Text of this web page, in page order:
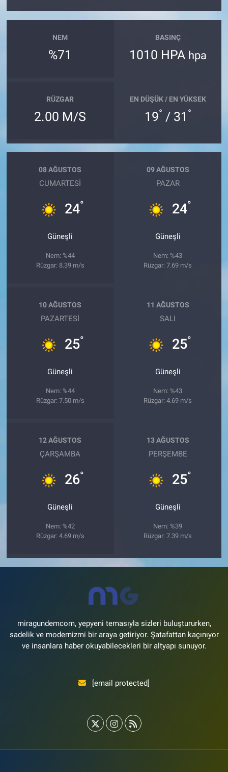
NEM
%71
BASINÇ
1010 HPA hpa
RÜZGAR
2.00 M/S
EN DÜŞÜK / EN YÜKSEK
19° / 31 °
08 AĞUSTOS
CUMARTESI
24°
Güneşli
Nem: %44
Rüzgar: 8.39 m/s
09 AĞUSTOS
PAZAR
24°
Güneşli
Nem: %43
Rüzgar: 7.69 m/s
10 AĞUSTOS
PAZARTESI
25°
Güneşli
Nem: %44
Rüzgar: 7.50 m/s
11 AĞUSTOS
SALI
25°
Güneşli
Nem: %43
Rüzgar: 4.69 m/s
12 AĞUSTOS
ÇARŞAMBA
26°
Güneşli
Nem: %42
Rüzgar: 4.69 m/s
13 AĞUSTOS
PERŞEMBE
25°
Güneşli
Nem: %39
Rüzgar: 7.39 m/s
miragundemcom, yepyeni temasıyla sizleri buluştururken,
sadelik ve modernizmi bir araya getiriyor. Şatafattan kaçınıyor
ve insanlara haber okuyabilecekleri bir altyapı sunuyor.
[email protected]